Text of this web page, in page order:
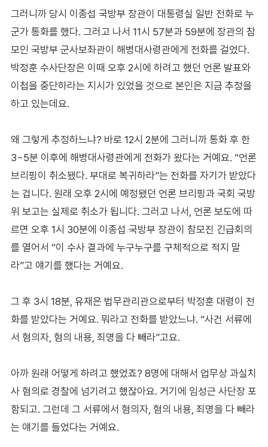
그러니까 당시 이종섭 국방부 장관이 대통령실 일반 전화로 누
군가 통화를 했다. 그러고 나서 11시 57분과 59분에 장관의 참
모인 국방부 군사보좌관이 해병대사령관에게 전화를 걸었다.
박정훈 수사단장은 이때 오후 2시에 하려고 했던 언론 발표와
이첩을 중단하라는 지시가 있었을 것으로 본인은 지금 추정을
하고 있는데요.
왜 그렇게 추정하느냐? 바로 12시 2분에 그러니까 통화 후 한
3~5분 이후에 해병대사령관에게 전화가 왔다는 거예요. “언론
브리핑이 취소됐다. 부대로 복귀하라”는 전화를 자기가 받았다
는 겁니다. 원래 오후 2시에 예정됐던 언론 브리핑과 국회 국방
위 보고는 실제로 취소가 됩니다. 그러고 나서, 언론 보도에 따
르면 오후 1시 30분에 이종섭 국방부 장관이 참모진 긴급회의
를 열어서 “이 수사 결과에 누구누구를 구체적으로 적지 말
라”고 얘기를 했다는 거예요.
그 후 3시 18분, 유재은 법무관리관으로부터 박정훈 대령이 전
화를 받았다는 거예요. 뭐라고 전화를 받았느냐. “사건 서류에
서 혐의자, 혐의 내용, 죄명을 다 빼라”고요.
아까 원래 어떻게 하려고 했었죠? 8명에 대해서 업무상 과실치
사 혐의로 경찰에 넘기려고 했잖아요. 거기에 임성근 사단장 포
함되고. 그런데 그 서류에서 혐의자, 혐의 내용, 죄명을 다 빼라
는 얘기를 들었다는 거예요.